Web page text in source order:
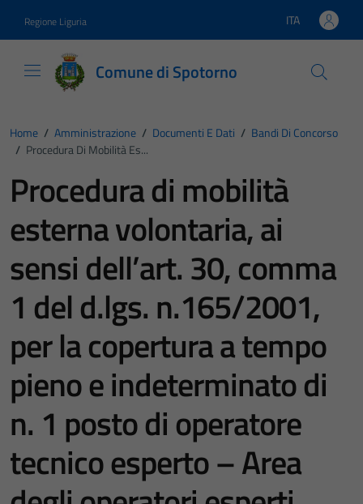
Regione Liguria Lingua attiva:
ITA
Comune di Spotorno
Home / Amministrazione / Documenti E Dati / Bandi Di Concorso
/ Procedura Di Mobilità Es...
Procedura di mobilità
esterna volontaria, ai
sensi dell’art. 30, comma
1 del d.lgs. n.165/2001,
per la copertura a tempo
pieno e indeterminato di
n. 1 posto di operatore
tecnico esperto – Area